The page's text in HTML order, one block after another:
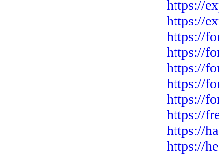
https://
https://
https://
https://
https://
https://
https://
https://
https://
https://